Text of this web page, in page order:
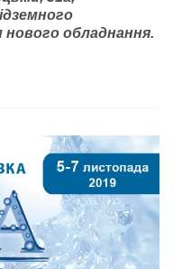
нового обладнання.